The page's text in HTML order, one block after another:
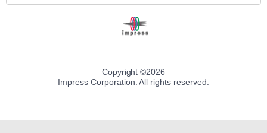
Copyright ©2026
Impress Corporation. All rights reserved.